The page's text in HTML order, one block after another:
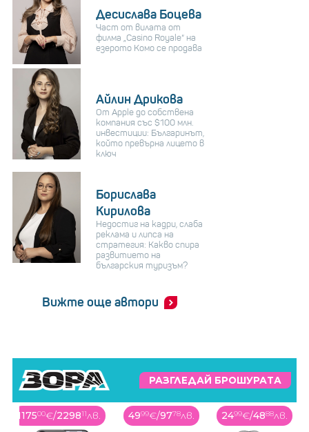
Десислава Боцева
Част от вилата от
филма „Casino Royale“ на
езерото Комо се продава
Айлин Дрикова
От Apple до собствена
компания със $100 млн.
инвестиции: Българинът,
който превърна лицето в
ключ
Борислава
Кирилова
Недостиг на кадри, слаба
реклама и липса на
стратегия: Какво спира
развитието на
българския туризъм?
Вижте още автори
РАЗГЛЕДАЙ БРОШУРАТА
117500€/229811лв. 4999€/9778лв. 2499€/4888лв.